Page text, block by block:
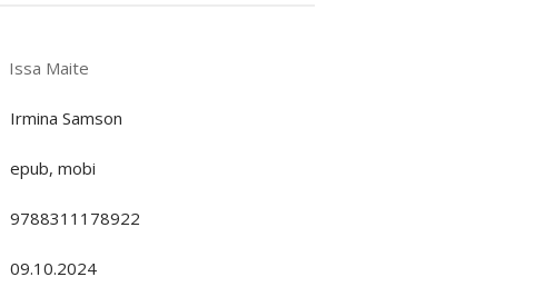
Issa Maite
Irmina Samson
epub, mobi
9788311178922
09.10.2024